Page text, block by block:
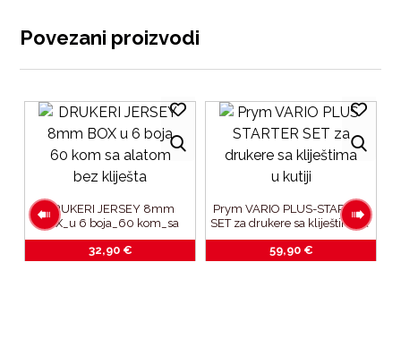
Povezani proizvodi
DRUKERI JERSEY 8mm
BOX_u 6 boja_60 kom_sa
alatom bez kliješta
32,90 €
Prym VARIO PLUS-STARTER
SET za drukere sa kliještima u
kutiji
59,90 €